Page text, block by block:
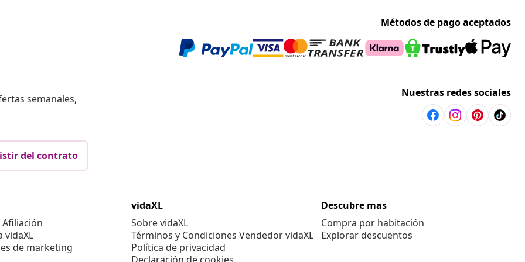
Métodos de pago aceptados
semanales, Nuestras redes sociales
del contrato
vidaXL
de marketing
vidaXL
Sobre vidaXL
Términos y Condiciones Vendedor vidaXL
Política de privacidad
Descubre mas
Compra por habitación
Explorar descuentos